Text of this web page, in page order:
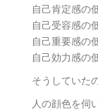
自己肯定感の
自己受容感の
自己重要感の
自己効力感の
そうしていた
人の顔色を伺